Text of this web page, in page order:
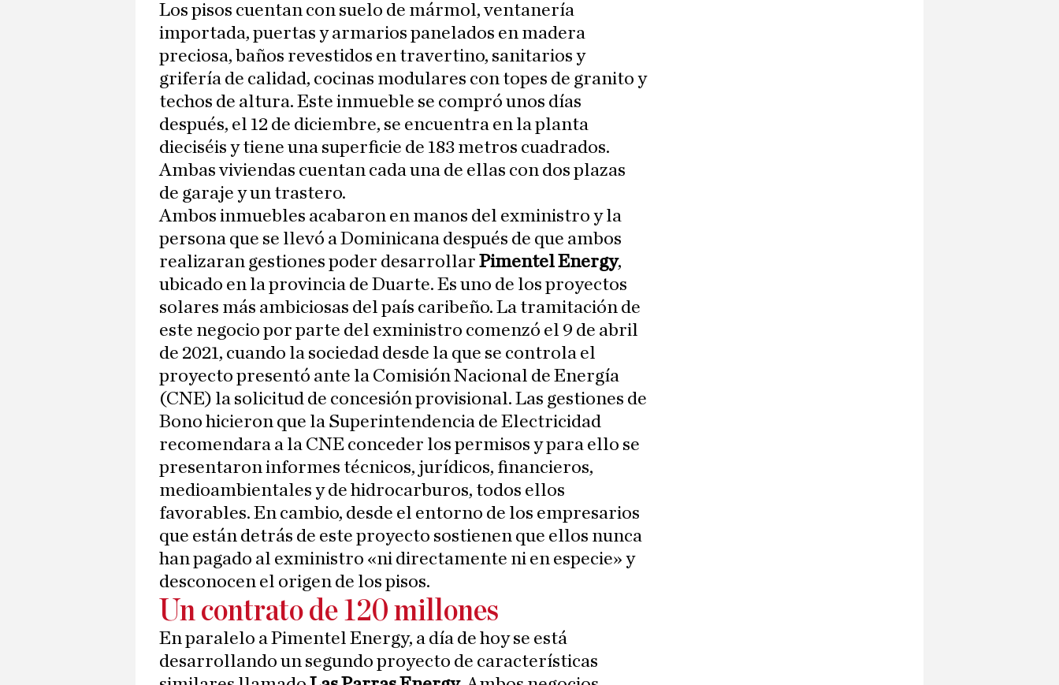
Los pisos cuentan con suelo de mármol, ventanería
importada, puertas y armarios panelados en madera
preciosa, baños revestidos en travertino, sanitarios y
grifería de calidad, cocinas modulares con topes de granito y
techos de altura. Este inmueble se compró unos días
después, el 12 de diciembre, se encuentra en la planta
dieciséis y tiene una superficie de 183 metros cuadrados.
Ambas viviendas cuentan cada una de ellas con dos plazas
de garaje y un trastero.
Ambos inmuebles acabaron en manos del exministro y la
persona que se llevó a Dominicana después de que ambos
realizaran gestiones poder desarrollar Pimentel Energy,
ubicado en la provincia de Duarte. Es uno de los proyectos
solares más ambiciosas del país caribeño. La tramitación de
este negocio por parte del exministro comenzó el 9 de abril
de 2021, cuando la sociedad desde la que se controla el
proyecto presentó ante la Comisión Nacional de Energía
(CNE) la solicitud de concesión provisional. Las gestiones de
Bono hicieron que la Superintendencia de Electricidad
recomendara a la CNE conceder los permisos y para ello se
presentaron informes técnicos, jurídicos, financieros,
medioambientales y de hidrocarburos, todos ellos
favorables. En cambio, desde el entorno de los empresarios
que están detrás de este proyecto sostienen que ellos nunca
han pagado al exministro «ni directamente ni en especie» y
desconocen el origen de los pisos.
Un contrato de 120 millones
En paralelo a Pimentel Energy, a día de hoy se está
desarrollando un segundo proyecto de características